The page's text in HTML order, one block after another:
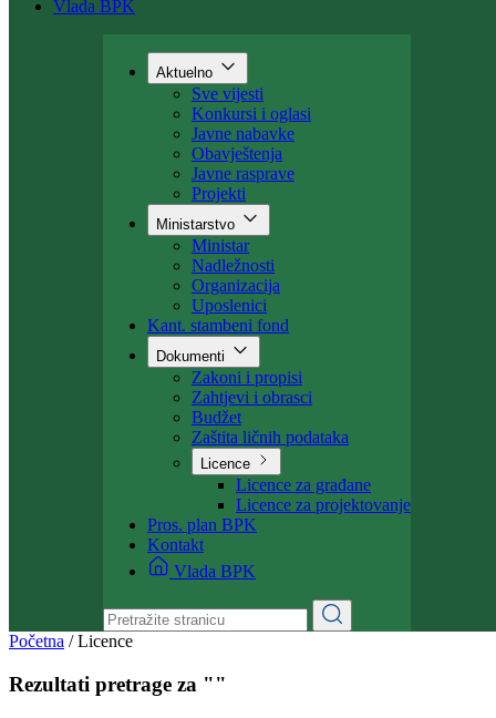
Vlada BPK
Aktuelno
Sve vijesti
Konkursi i oglasi
Javne nabavke
Obavještenja
Javne rasprave
Projekti
Ministarstvo
Ministar
Nadležnosti
Organizacija
Uposlenici
Kant. stambeni fond
Dokumenti
Zakoni i propisi
Zahtjevi i obrasci
Budžet
Zaštita ličnih podataka
Licence
Licence za projektovanje
Pros. plan BPK
Kontakt
Vlada BPK
Licence